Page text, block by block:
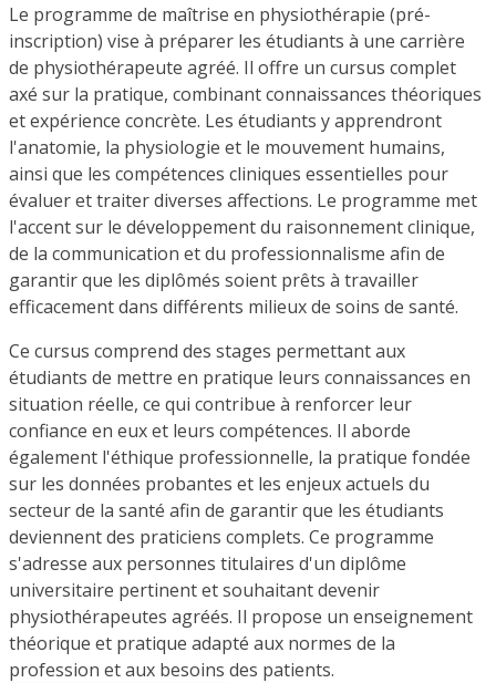
Le programme de maîtrise en physiothérapie (pré-
inscription) vise à préparer les étudiants à une carrière
de physiothérapeute agréé. Il offre un cursus complet
axé sur la pratique, combinant connaissances théoriques
et expérience concrète. Les étudiants y apprendront
l'anatomie, la physiologie et le mouvement humains,
ainsi que les compétences cliniques essentielles pour
évaluer et traiter diverses affections. Le programme met
l'accent sur le développement du raisonnement clinique,
de la communication et du professionnalisme afin de
garantir que les diplômés soient prêts à travailler
efficacement dans différents milieux de soins de santé.
Ce cursus comprend des stages permettant aux
étudiants de mettre en pratique leurs connaissances en
situation réelle, ce qui contribue à renforcer leur
confiance en eux et leurs compétences. Il aborde
également l'éthique professionnelle, la pratique fondée
sur les données probantes et les enjeux actuels du
secteur de la santé afin de garantir que les étudiants
deviennent des praticiens complets. Ce programme
s'adresse aux personnes titulaires d'un diplôme
universitaire pertinent et souhaitant devenir
physiothérapeutes agréés. Il propose un enseignement
théorique et pratique adapté aux normes de la
profession et aux besoins des patients.